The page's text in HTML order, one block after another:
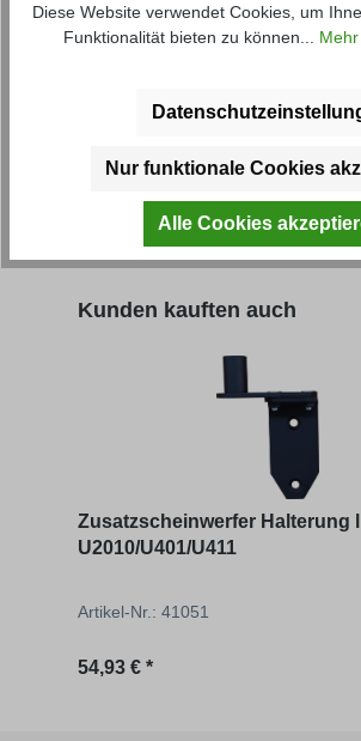
Zusatzscheinwerfer Halterung
Regulärer Preis:
54,93 € *
Produktgalerie überspringen
Kunden kauften auch
Zusatzscheinwerfer Halterung
U2010/U401/U411
Artikel-Nr.: 41051
Regulärer Preis:
54,93 € *
Diese Website verwendet Cookies, um
Funktionalität bieten zu können...
Nur funktionale Cookies
Alle Cookies